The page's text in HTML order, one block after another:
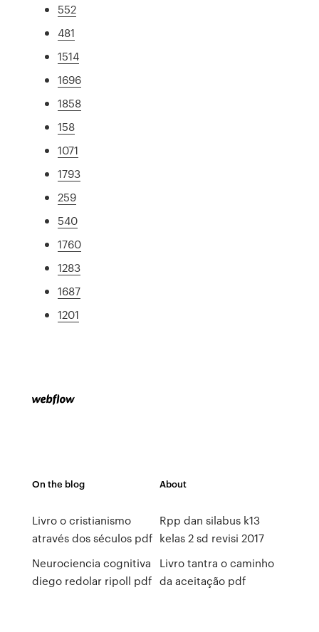
552
481
1514
1696
1858
158
1071
1793
259
540
1760
1283
1687
1201
On the blog
Livro o cristianismo
através dos séculos pdf
Neurociencia cognitiva
diego redolar ripoll pdf
About
Rpp dan silabus k13
kelas 2 sd revisi 2017
Livro tantra o caminho
da aceitação pdf